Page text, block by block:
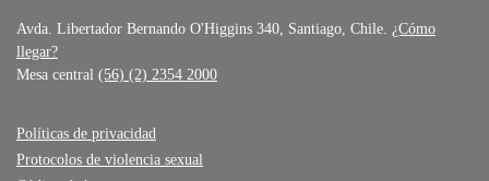
Avda. Libertador Bernando O'Higgins 340, Santiago, Chile. ¿Cómo
llegar?
Mesa central (56) (2) 2354 2000
Políticas de privacidad
Protocolos de violencia sexual